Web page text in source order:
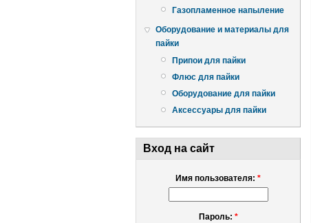
Газопламенное напыление
Оборудование и материалы для
пайки
Припои для пайки
Флюс для пайки
Оборудование для пайки
Аксессуары для пайки
Вход на сайт
Имя пользователя: *
Пароль: *